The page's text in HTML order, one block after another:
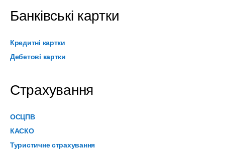
Банківські картки
Кредитні картки
Дебетові картки
Страхування
ОСЦПВ
КАСКО
Туристичне страхування